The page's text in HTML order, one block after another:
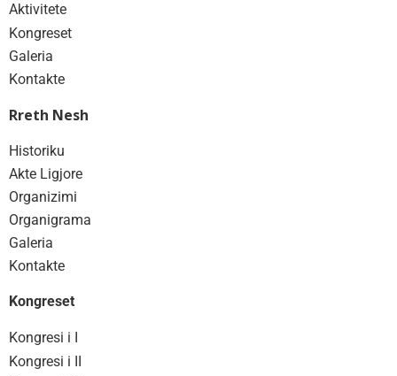
Aktivitete
Kongreset
Galeria
Kontakte
Rreth Nesh
Historiku
Akte Ligjore
Organizimi
Organigrama
Galeria
Kontakte
Kongreset
Kongresi i I
Kongresi i II